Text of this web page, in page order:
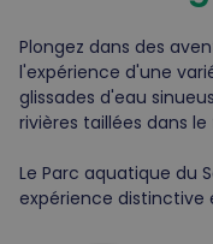
Plongez dans des
l'expérience d'une
glissades d'eau
rivières taillées dans
Le Parc aquatique du
expérience distinctive